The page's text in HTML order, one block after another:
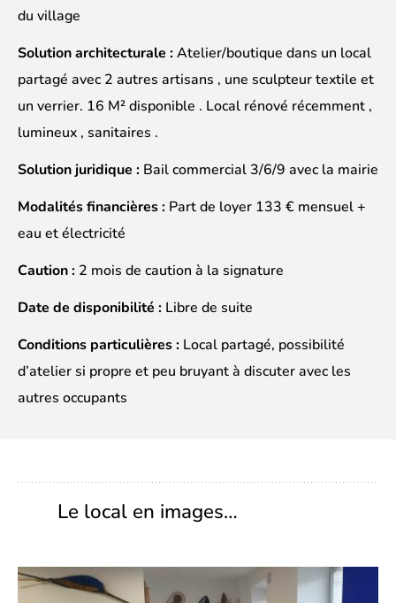
du village
Solution architecturale :Atelier/boutique dans un local
partagé avec 2 autres artisans , une sculpteur textile et
un verrier. 16 M² disponible . Local rénové récemment ,
lumineux , sanitaires .
Solution juridique : Bail commercial 3/6/9 avec la mairie
Modalités financières : Part de loyer 133 € mensuel +
eau et électricité
Caution : 2 mois de caution à la signature
Date de disponibilité : Libre de suite
Conditions particulières : Local partagé, possibilité
d’atelier si propre et peu bruyant à discuter avec les
autres occupants
Le local en images…